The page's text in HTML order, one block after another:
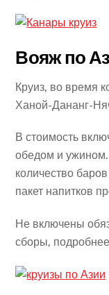
Вояж по
Круиз, во время
Ханой-Дананг-
В стоимость
обедом и
количество
пакет напитков
Не включены
сборы,